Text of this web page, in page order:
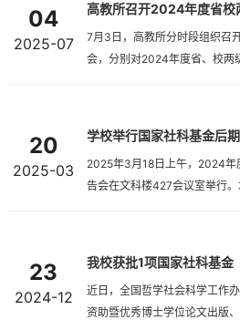
04
2025-07
7月3日，高教所分时段组织召
会，分别对2024年度省、校两
20
2025-03
学校举行国家社科基金后
2025年3月18日上午，2024年
告会在文科楼427会议室举行
23
2024-12
我校获批1项国家社科基金
近日，全国哲学社会科学工作
资助暨优秀博士学位论文出版